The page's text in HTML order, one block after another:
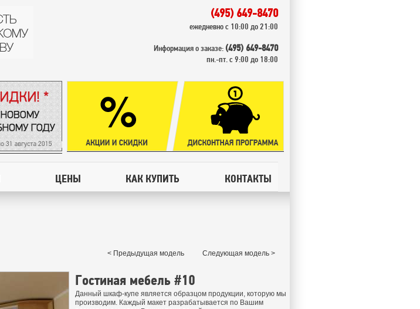
(495) 649-8470
ежедневно с 10:00 до 21:00
Информация о заказе:(495) 649-8470
пн.-пт. с 9:00 до 18:00
ЦЕНЫ КАК КУПИТЬ КОНТАКТЫ
< Предыдущая модель Следующая модель >
Гостиная мебель #10
Данный шкаф-купе является образцом продукции, которую мы
производим. Каждый макет разрабатывается по Вашим